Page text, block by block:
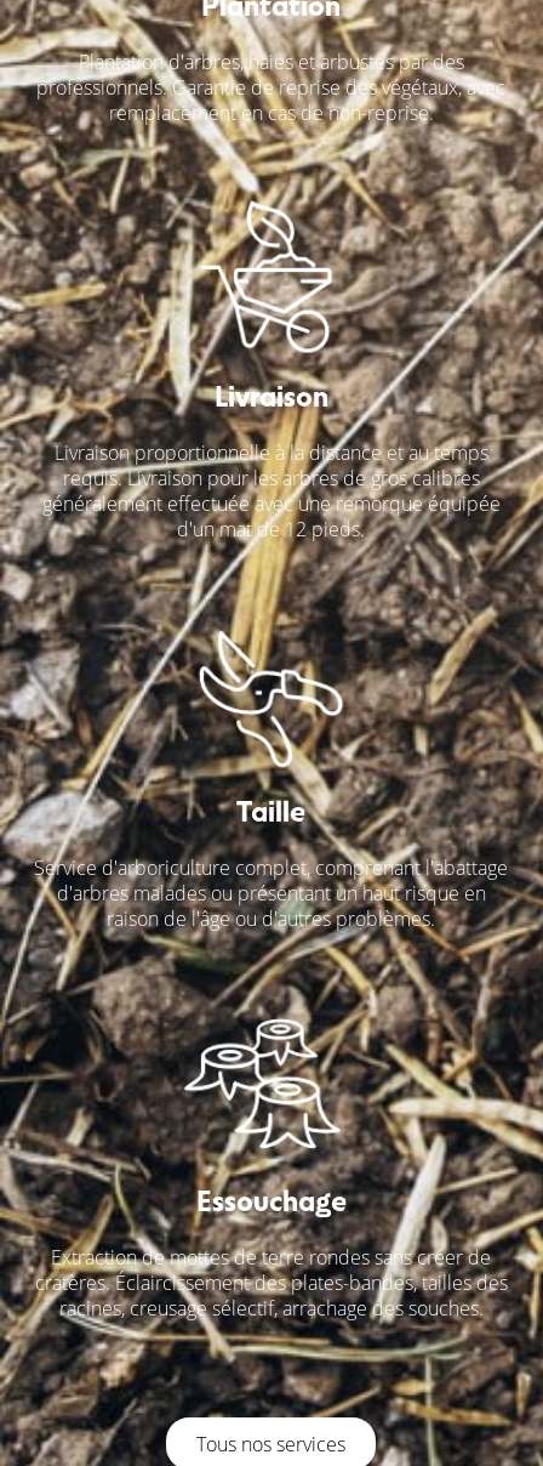
Plantation d'arbres, haies et arbustes par des
professionnels. Garantie de reprise des végétaux, avec
remplacement en cas de non-reprise.
Livraison
Livraison proportionnelle à la distance et au temps
requis. Livraison pour les arbres de gros calibres
généralement effectuée avec une remorque équipée
d'un mat de 12 pieds.
Taille
Service d'arboriculture complet, comprenant l'abattage
d'arbres malades ou présentant un haut risque en
raison de l'âge ou d'autres problèmes.
Essouchage
Extraction de mottes de terre rondes sans créer de
cratères. Éclaircissement des plates-bandes, tailles des
racines, creusage sélectif, arrachage des souches.
Tous nos services